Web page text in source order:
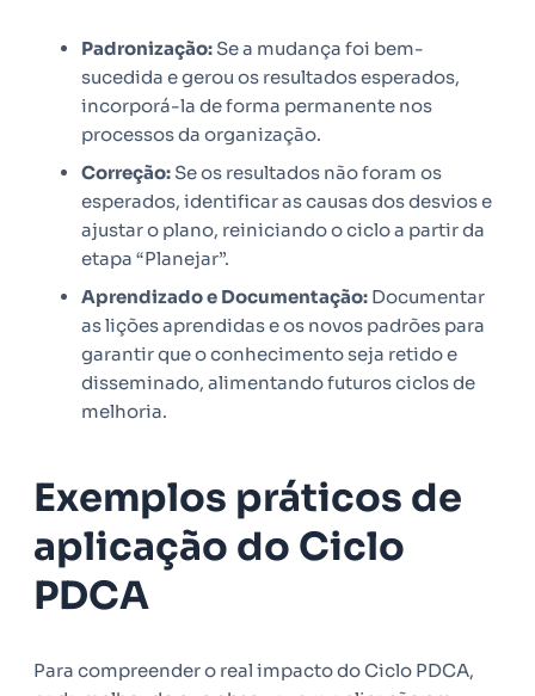
Padronização: Se a mudança foi bem-
sucedida e gerou os resultados esperados,
incorporá-la de forma permanente nos
processos da organização.
Correção: Se os resultados não foram os
esperados, identificar as causas dos desvios e
ajustar o plano, reiniciando o ciclo a partir da
etapa “Planejar”.
Aprendizado e Documentação: Documentar
as lições aprendidas e os novos padrões para
garantir que o conhecimento seja retido e
disseminado, alimentando futuros ciclos de
melhoria.
Exemplos práticos de
aplicação do Ciclo
PDCA
Para compreender o real impacto do Ciclo PDCA,